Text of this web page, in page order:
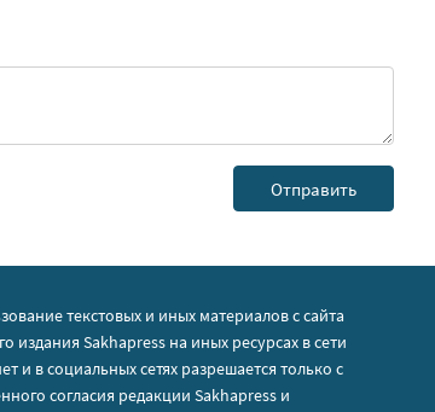
текстовых и иных материалов с сайта
издания Sakhapress на иных ресурсах в сети
и в социальных сетях разрешается только с
согласия редакции Sakhapress и